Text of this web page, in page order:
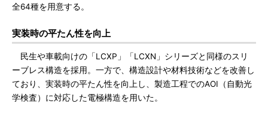
全64種を用意する。
実装時の平たん性を向上
民生や車載向けの「LCXP」「LCXN」シリーズと同様のスリ
ーブレス構造を採用。一方で、構造設計や材料技術などを改善し
ており、実装時の平たん性を向上し、製造工程でのAOI（自動光
学検査）に対応した電極構造を用いた。